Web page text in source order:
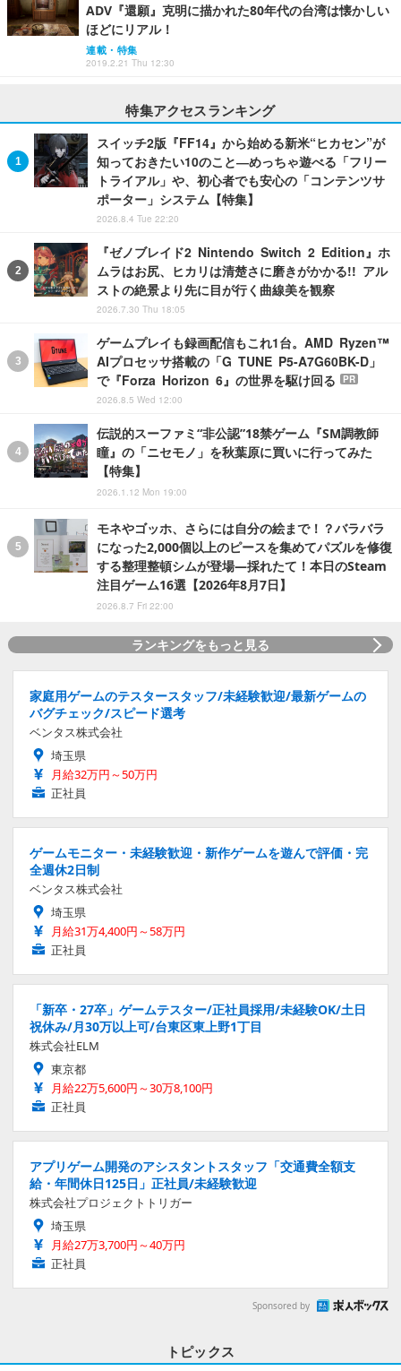
ADV『還願』克明に描かれた80年代の台湾は懐かしい
ほどにリアル！
連載・特集
2019.2.21 Thu 12:30
特集アクセスランキング
スイッチ2版『FF14』から始める新米“ヒカセン”が
知っておきたい10のこと―めっちゃ遊べる「フリー
トライアル」や、初心者でも安心の「コンテンツサ
ポーター」システム【特集】
2026.8.4 Tue 22:20
『ゼノブレイド2 Nintendo Switch 2 Edition』ホ
ムラはお尻、ヒカリは清楚さに磨きがかかる!! アル
ストの絶景より先に目が行く曲線美を観察
2026.7.30 Thu 18:05
ゲームプレイも録画配信もこれ1台。AMD Ryzen™
AIプロセッサ搭載の「G TUNE P5-A7G60BK-D」
で『Forza Horizon 6』の世界を駆け回る
PR
2026.8.5 Wed 12:00
伝説的スーファミ“非公認”18禁ゲーム『SM調教師
瞳』の「ニセモノ」を秋葉原に買いに行ってみた
【特集】
2026.1.12 Mon 19:00
モネやゴッホ、さらには自分の絵まで！？バラバラ
になった2,000個以上のピースを集めてパズルを修復
する整理整頓シムが登場―採れたて！本日のSteam
注目ゲーム16選【2026年8月7日】
2026.8.7 Fri 22:00
ランキングをもっと見る
家庭用ゲームのテスタースタッフ/未経験歓迎/最新ゲームの
バグチェック/スピード選考
ベンタス株式会社
埼玉県
月給32万円～50万円
正社員
ゲームモニター・未経験歓迎・新作ゲームを遊んで評価・完
全週休2日制
ベンタス株式会社
埼玉県
月給31万4,400円～58万円
正社員
「新卒・27卒」ゲームテスター/正社員採用/未経験OK/土日
祝休み/月30万以上可/台東区東上野1丁目
株式会社ELM
東京都
月給22万5,600円～30万8,100円
正社員
アプリゲーム開発のアシスタントスタッフ「交通費全額支
給・年間休日125日」正社員/未経験歓迎
株式会社プロジェクトトリガー
埼玉県
月給27万3,700円～40万円
正社員
Sponsored by
トピックス